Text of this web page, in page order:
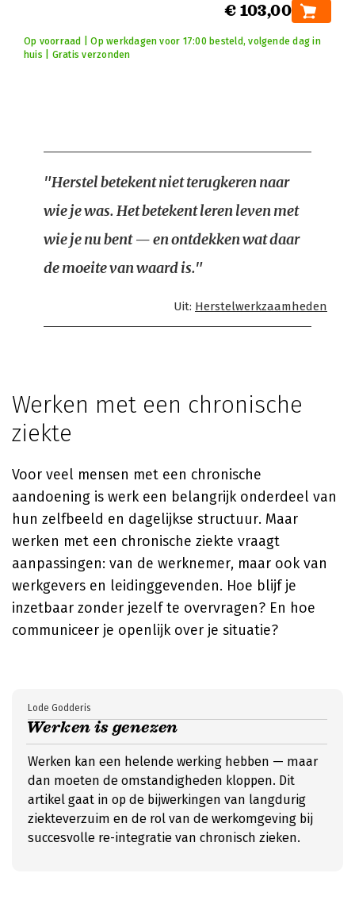
€ 103,00
Op voorraad | Op werkdagen voor 17:00 besteld, volgende dag in
huis | Gratis verzonden
"Herstel betekent niet terugkeren naar
wie je was. Het betekent leren leven met
wie je nu bent — en ontdekken wat daar
de moeite van waard is."
Uit: Herstelwerkzaamheden
Werken met een chronische
ziekte
Voor veel mensen met een chronische
aandoening is werk een belangrijk onderdeel van
hun zelfbeeld en dagelijkse structuur. Maar
werken met een chronische ziekte vraagt
aanpassingen: van de werknemer, maar ook van
werkgevers en leidinggevenden. Hoe blijf je
inzetbaar zonder jezelf te overvragen? En hoe
communiceer je openlijk over je situatie?
Werken is genezen
Lode Godderis
Werken kan een helende werking hebben — maar
dan moeten de omstandigheden kloppen. Dit
artikel gaat in op de bijwerkingen van langdurig
ziekteverzuim en de rol van de werkomgeving bij
succesvolle re-integratie van chronisch zieken.